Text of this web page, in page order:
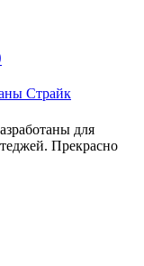
Страйк
для
Прекрасно